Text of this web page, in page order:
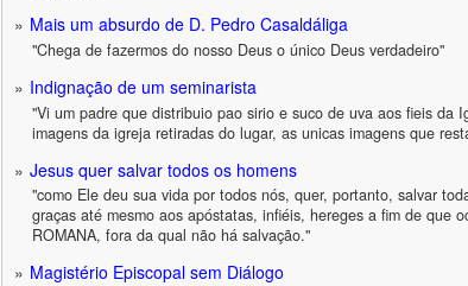
Mais um absurdo de D. Pedro Casaldáliga
"Chega de fazermos do nosso Deus o único Deus verdadeiro"
Indignação de um seminarista
"Vi um padre que distribuio pao sirio e suco de uva aos fieis
imagens da igreja retiradas do lugar, as unicas imagens que
Jesus quer salvar todos os homens
"como Ele deu sua vida por todos nós, quer, portanto, salvar
graças até mesmo aos apóstatas, infiéis, hereges a fim de que
ROMANA, fora da qual não há salvação."
Magistério Episcopal sem Diálogo